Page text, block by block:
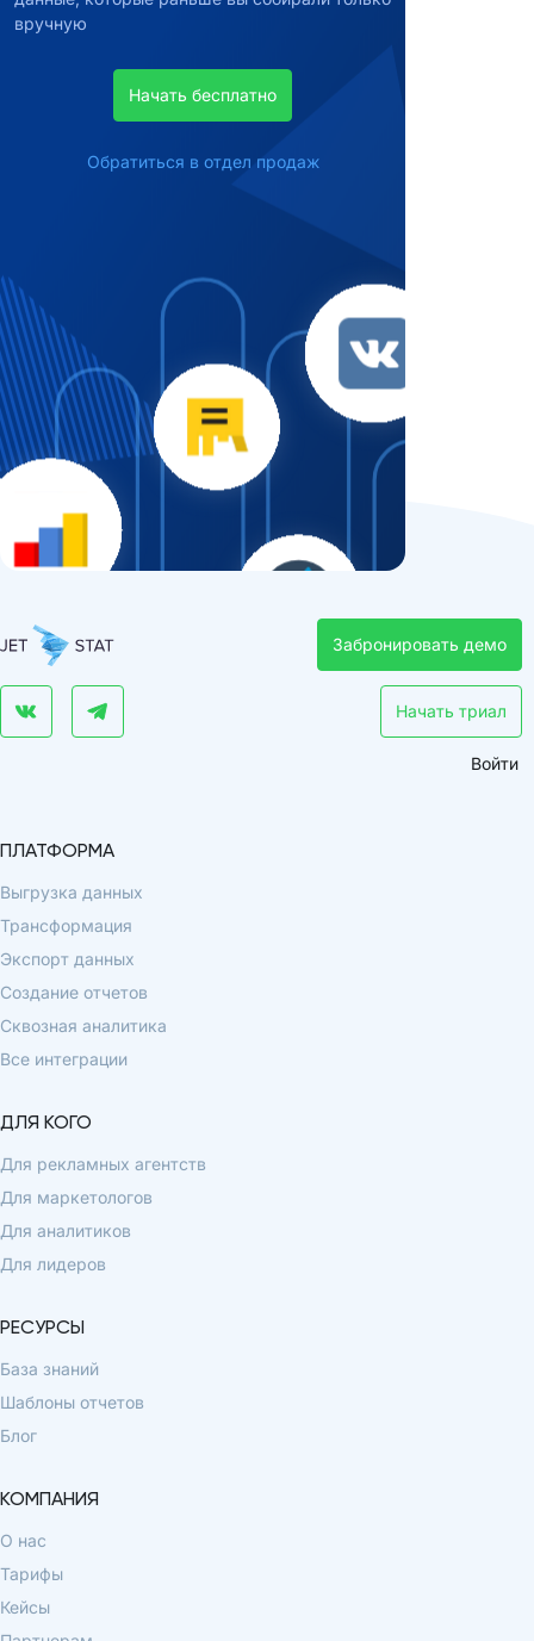
вручную
Начать бесплатно
Обратиться в отдел продаж
Забронировать демо
Начать триал
Войти
ПЛАТФОРМА
Выгрузка данных
Трансформация
Экспорт данных
Создание отчетов
Сквозная аналитика
Все интеграции
ДЛЯ КОГО
Для рекламных агентств
Для маркетологов
Для аналитиков
Для лидеров
РЕСУРСЫ
База знаний
Шаблоны отчетов
Блог
КОМПАНИЯ
О нас
Тарифы
Кейсы